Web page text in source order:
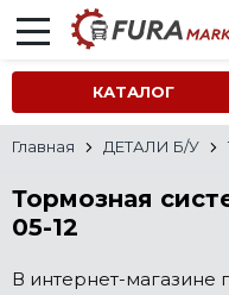
КАТАЛОГ
Главная ДЕТАЛИ Б/У
Тормозная
05-12
В интернет-магазине